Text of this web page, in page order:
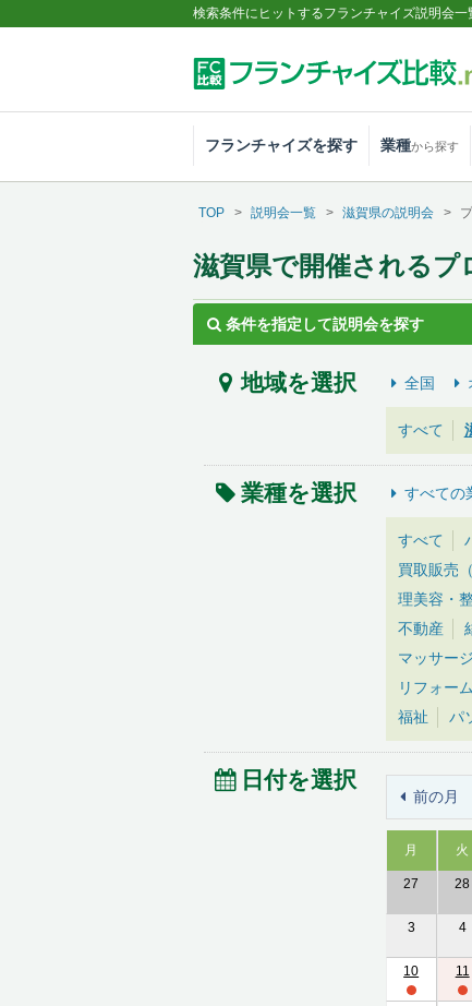
検索条件にヒットするフランチャイズ説明会一
フランチャイズを探す 業種から探す
TOP 説明会一覧 滋賀県の説明会
滋賀県で開催される
条件を指定して説明会を探す
地域を選択 全国
すべて
業種を選択 すべての
すべて
買取販売
理美容・
不動産
マッサージ
リフォー
福祉
パ
日付を選択
前の月
月 火
27 28
3 4
10 11